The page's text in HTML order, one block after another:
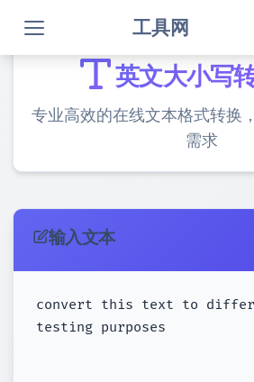
工具网
英文大小写
专业高效的在线文本格式转换
需求
输入文本